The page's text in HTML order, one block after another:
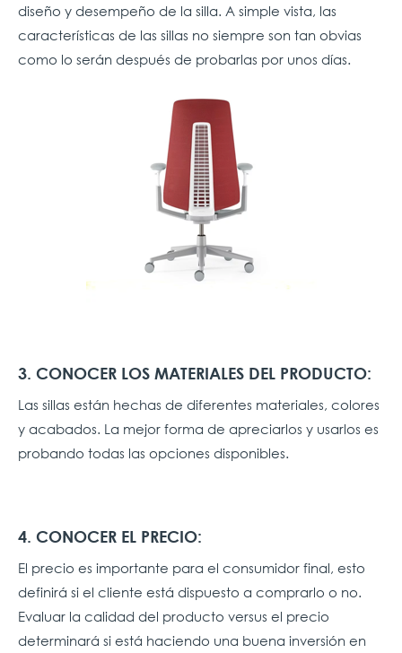
diseño y desempeño de la silla. A simple vista, las
características de las sillas no siempre son tan obvias
como lo serán después de probarlas por unos días.
3. CONOCER LOS MATERIALES DEL PRODUCTO:
Las sillas están hechas de diferentes materiales, colores
y acabados. La mejor forma de apreciarlos y usarlos es
probando todas las opciones disponibles.
4. CONOCER EL PRECIO:
El precio es importante para el consumidor final, esto
definirá si el cliente está dispuesto a comprarlo o no.
Evaluar la calidad del producto versus el precio
determinará si está haciendo una buena inversión en